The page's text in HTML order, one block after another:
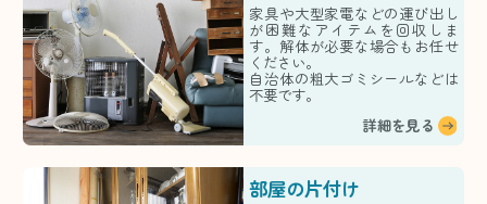
家具や大型家電などの運び出し
が困難なアイテムを回収しま
す。解体が必要な場合もお任せ
ください。
自治体の粗大ゴミシールなどは
不要です。
詳細を見る
部屋の片付け